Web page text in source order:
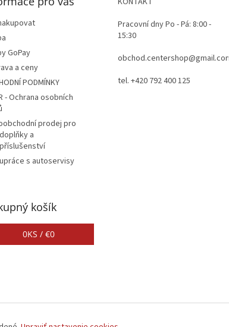
GoPay
a ceny
PODMÍNKY
- Ochrana osobních
prodej pro
a
s autoservisy
Pracovní dny Po - Pá: 8:00 -
15:30
obchod.centershop@gmail.com
tel. +420 792 400 125
košík
0KS / €0